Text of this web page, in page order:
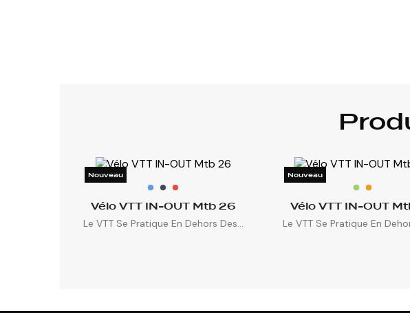
Nouveau
Vélo VTT IN-OUT Mtb 26
Le VTT Se Pratique En Dehors Des...
Nouveau
Vélo VTT IN-OUT
Le VTT Se Pratique En